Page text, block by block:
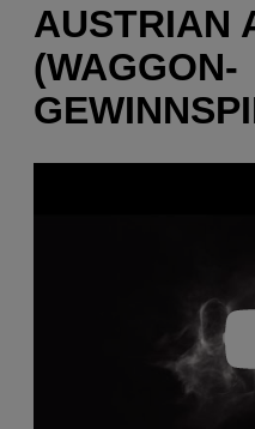
AUSTRIAN
(WAGGON-